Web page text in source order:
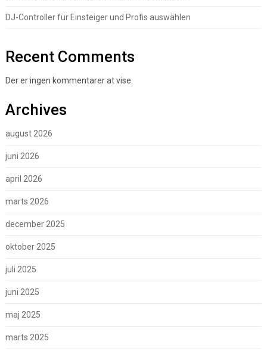
DJ-Controller für Einsteiger und Profis auswählen
Recent Comments
Der er ingen kommentarer at vise.
Archives
august 2026
juni 2026
april 2026
marts 2026
december 2025
oktober 2025
juli 2025
juni 2025
maj 2025
marts 2025